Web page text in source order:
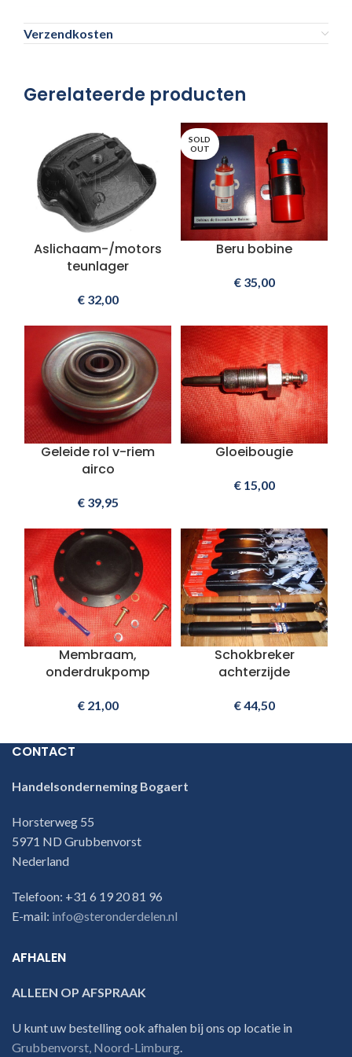
Verzendkosten
Gerelateerde producten
Aslichaam-/motors
teunlager
€32,00
SOLD
OUT
Beru bobine
€35,00
Geleide rol v-riem
airco
€39,95
Gloeibougie
€15,00
Membraam,
onderdrukpomp
€21,00
Schokbreker
achterzijde
€44,50
CONTACT
Handelsonderneming Bogaert
Horsterweg 55
5971 ND Grubbenvorst
Nederland
Telefoon: +31 6 19 20 81 96
E-mail: info@steronderdelen.nl
AFHALEN
ALLEEN OP AFSPRAAK
U kunt uw bestelling ook afhalen bij ons op locatie in
Grubbenvorst, Noord-Limburg.